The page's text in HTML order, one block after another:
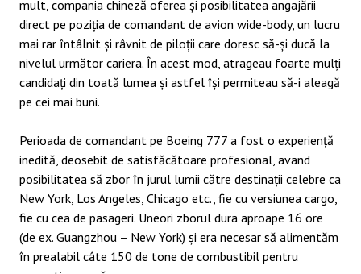
mult, compania chineză oferea și posibilitatea angajării
direct pe poziția de comandant de avion wide-body, un lucru
mai rar întâlnit și râvnit de piloții care doresc să-și ducă la
nivelul următor cariera. În acest mod, atrageau foarte mulți
candidați din toată lumea și astfel își permiteau să-i aleagă
pe cei mai buni.
Perioada de comandant pe Boeing 777 a fost o experiență
inedită, deosebit de satisfăcătoare profesional, avand
posibilitatea să zbor în jurul lumii către destinații celebre ca
New York, Los Angeles, Chicago etc., fie cu versiunea cargo,
fie cu cea de pasageri. Uneori zborul dura aproape 16 ore
(de ex. Guangzhou – New York) și era necesar să alimentăm
în prealabil câte 150 de tone de combustibil pentru